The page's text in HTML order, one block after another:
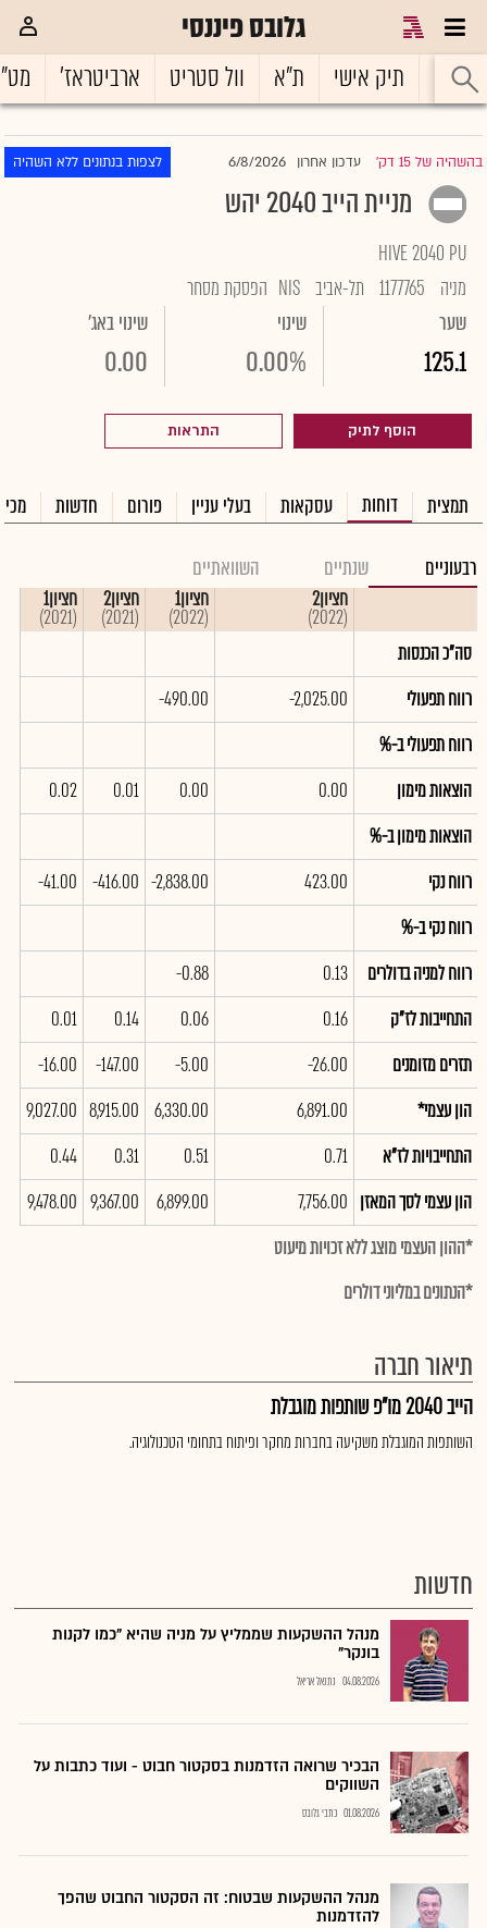
גלובס פיננסי
ראשי תיק אישי ת"א וול סטריט ארביטראז'
בהשהיה של 15 דק' |עדכון אחרון 6/8/2026 לצפות בנתונים ללא השהיה
מניית הייב 2040 יהש
HIVE 2040 PU
מניה
1177765 תל-אביב NIS הפסקת מסחר
שער
125.1
שינוי
0.00%
שינוי באג'
0.00
הוסף לתיק התראות
תמצית דוחות עסקאות בעלי עניין פורום חדשות
רבעוניים שנתיים השוואתיים
חציון2
(2022)
חציון1
(2022)
חציון2
(2021)
חציון1
(2021)
סה"כ הכנסות
רווח תפעולי
-2,025.00
-490.00
רווח תפעולי ב-%
הוצאות מימון
0.00
0.00
0.01
0.02
הוצאות מימון ב-%
רווח נקי
423.00
-2,838.00
-416.00
-41.00
רווח נקי ב-%
רווח למניה בדולרים
0.13
-0.88
התחייבות לז"ק
0.16
0.06
0.14
0.01
תזרים מזומנים
-26.00
-5.00
-147.00
-16.00
הון עצמי*
6,891.00
6,330.00
8,915.00
9,027.00
התחייבויות לז"א
0.71
0.51
0.31
0.44
הון עצמי לסך המאזן 7,756.00
6,899.00
9,367.00
9,478.00
*ההון העצמי מוצג ללא זכויות מיעוט
*הנתונים במליוני דולרים
תיאור חברה
הייב 2040 מו"פ שותפות מוגבלת
השותפות המוגבלת משקיעה בחברות מחקר ופיתוח בתחומי הטכנולוגיה.
חדשות
מנהל ההשקעות שממליץ על מניה שהיא "כמו לקנות
בונקר"
04.08.2026 נתנאל אריאל
הבכיר שרואה הזדמנות בסקטור חבוט - ועוד כתבות על
השווקים
01.08.2026 כתבי גלובס
מנהל ההשקעות שבטוח: זה הסקטור החבוט שהפך
להזדמנות